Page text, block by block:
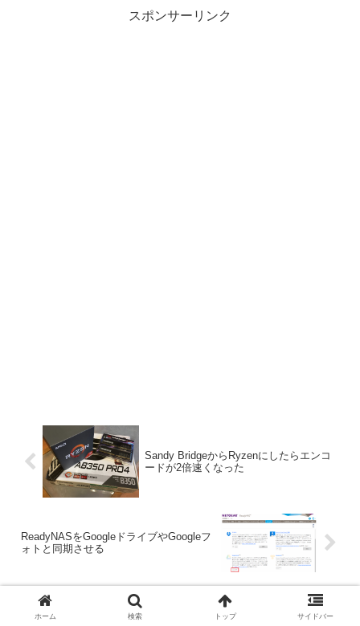
スポンサーリンク
Sandy BridgeからRyzenにしたらエンコ
ードが2倍速くなった
ReadyNASをGoogleドライブやGoogleフ
ォトと同期させる
コメント
ホーム 検索 トップ サイドバー